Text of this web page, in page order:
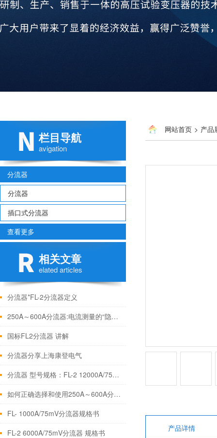
栏目导航
avigation
分流器
分流器
插口式分流器
查看更多
相关文章
elated articles
分流器*FL-2分流器定义
250A～600A分流器:电流测量的“隐形守护者”
国标FL2分流器 讲解
分流器分享上海康登电气
分流器 型号规格：FL-2 12000A/75mV规格书
如何正确选择和使用250A～600A分流器
FL- 1000A/75mV分流器规格书
FL-2 6000A/75mV分流器 规格书
网站首页 > 产品
产品详情